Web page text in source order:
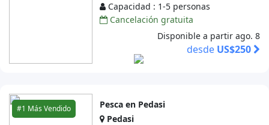
Capacidad : 1-5 personas
Cancelación gratuita
Disponible a partir ago. 8
desde US$250
#1 Más Vendido
Pesca en Pedasi
Pedasi